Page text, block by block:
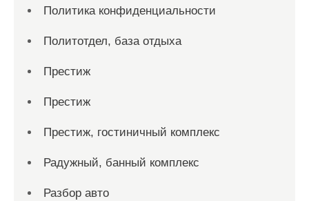
Политика конфиденциальности
Политотдел, база отдыха
Престиж
Престиж
Престиж, гостиничный комплекс
Радужный, банный комплекс
Разбор авто